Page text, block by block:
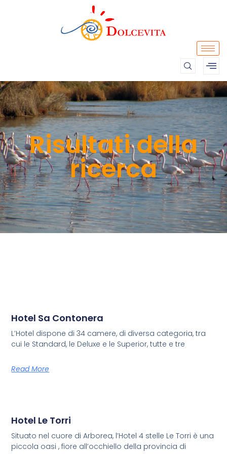
Risultati della
ricerca
Hotel Sa Contonera
L’Hotel dispone di 34 camere, di diversa categoria, tra
cui le Standard, le Deluxe e le Superior, tutte e tre
Read More
Hotel Le Torri
Situato nel cuore di Arborea, l’Hotel 4 stelle Le Torri è una
piccola oasi , fiore all’occhiello della provincia di